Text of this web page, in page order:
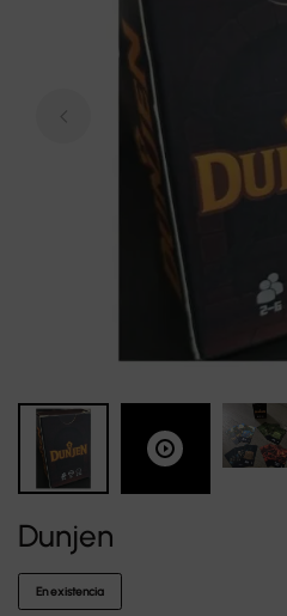
Dunjen
En existencia